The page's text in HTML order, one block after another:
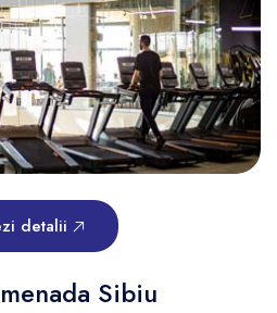
detalii
Sibiu